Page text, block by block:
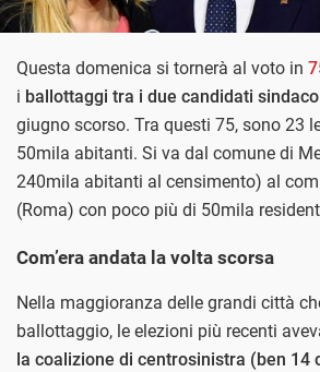
Questa domenica si tornerà al voto in
i ballottaggi tra i due candidati
giugno scorso. Tra questi 75, sono 23
50mila abitanti. Si va dal comune di
240mila abitanti al censimento) al
(Roma) con poco più di 50mila
Com’era andata la volta scorsa
Nella maggioranza delle grandi città
ballottaggio, le elezioni più recenti
la coalizione di centrosinistra (ben 14